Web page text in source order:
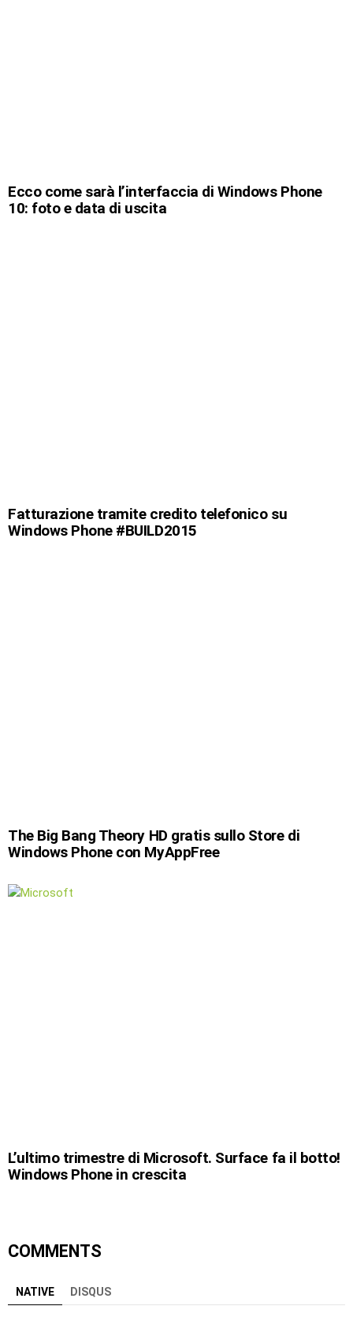
Ecco come sarà l’interfaccia di Windows Phone
10: foto e data di uscita
Fatturazione tramite credito telefonico su
Windows Phone #BUILD2015
The Big Bang Theory HD gratis sullo Store di
Windows Phone con MyAppFree
L’ultimo trimestre di Microsoft. Surface fa il botto!
Windows Phone in crescita
COMMENTS
NATIVE DISQUS